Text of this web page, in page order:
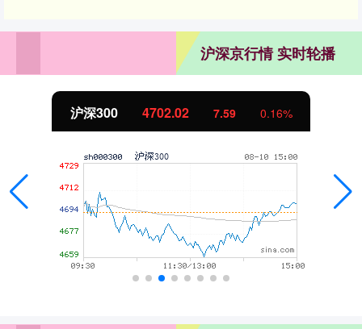
沪深京行情 实时轮播
沪深300 4702.02 7.59 0.16%